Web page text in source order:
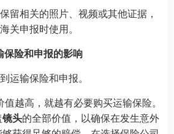
留相关的照片、视频或其他证据，
关申报时使用。
保险和申报的影响
运输保险和申报。
值越高，就越有必要购买运输保险。
镜头的全部价值，以确保在发生意外